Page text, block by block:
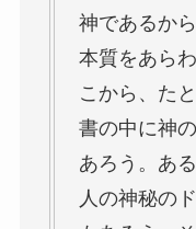
神であるか
本質をあら
こから、た
書の中に神
あろう。あ
人の神秘の